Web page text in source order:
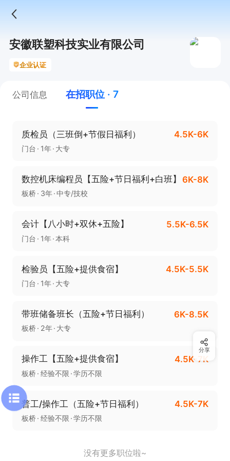
安徽联塑科技实业有限公司
企业认证
公司信息 在招职位 · 7
质检员（三班倒+节假日福利） 4.5K-6K
门台 1年 大专
数控机床编程员【五险+节日福利+白班】 6K-8K
板桥 3年 中专/技校
会计【八小时+双休+五险】 5.5K-6.5K
门台 1年 本科
检验员【五险+提供食宿】 4.5K-5.5K
门台 1年 大专
带班储备班长（五险+节日福利） 6K-8.5K
板桥 2年 大专
操作工【五险+提供食宿】 4.5K-7K
板桥 经验不限 学历不限
普工/操作工（五险+节日福利） 4.5K-7K
板桥 经验不限 学历不限
没有更多职位啦~
分享